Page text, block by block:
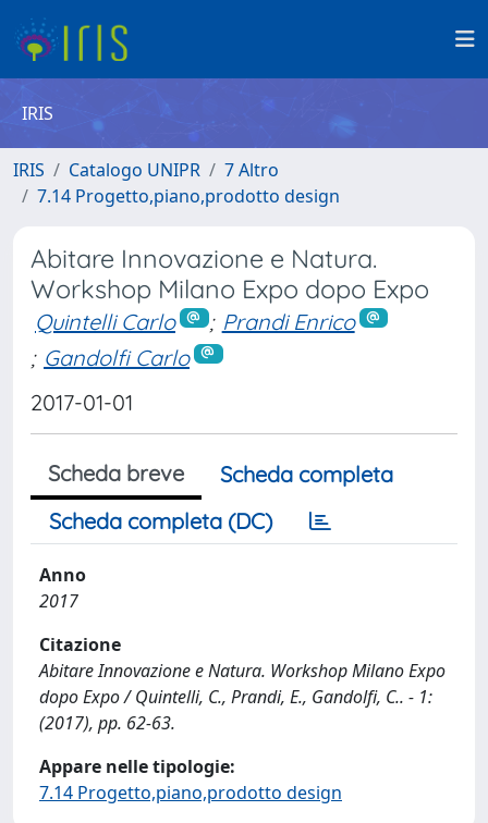
IRIS
IRIS Catalogo UNIPR
7 Altro
7.14 Progetto,piano,prodotto design
Abitare Innovazione e Natura.
Workshop Milano Expo dopo Expo
Quintelli Carlo ; Prandi Enrico
; Gandolfi Carlo
2017-01-01
Scheda breve
Scheda completa
Scheda completa (DC)
Anno
2017
Citazione
Abitare Innovazione e Natura. Workshop Milano Expo
dopo Expo / Quintelli, C., Prandi, E., Gandolfi, C.. - 1:
(2017), pp. 62-63.
Appare nelle tipologie:
7.14 Progetto,piano,prodotto design